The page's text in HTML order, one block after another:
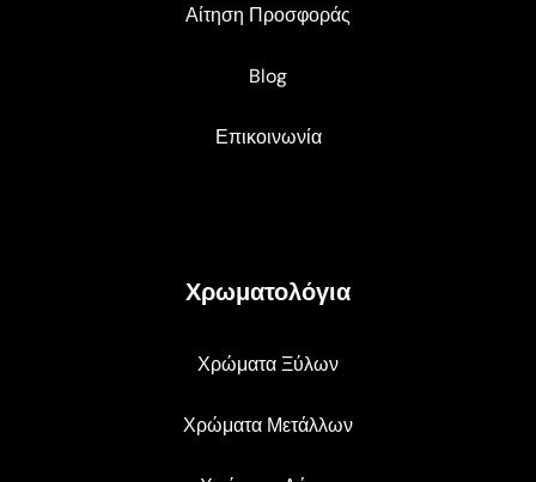
Αίτηση Προσφοράς
Blog
Επικοινωνία
Χρωματολόγια
Χρώματα Ξύλων
Χρώματα Μετάλλων